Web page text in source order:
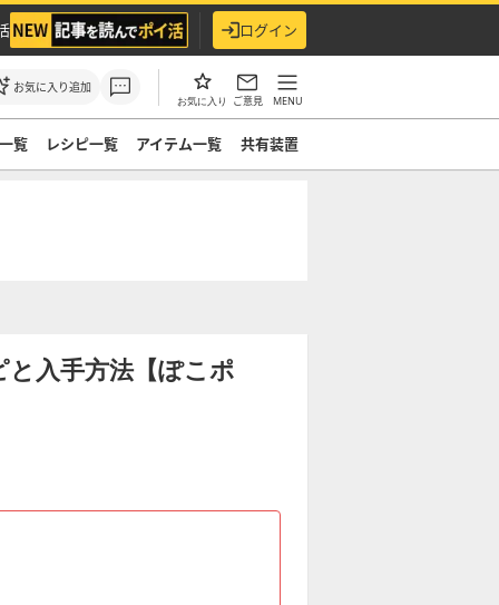
ログイン
お気に入り追加
お気に入り ご意見 MENU
覧 レシピ一覧 アイテム一覧 共有装置
入手方法【ぽこポ